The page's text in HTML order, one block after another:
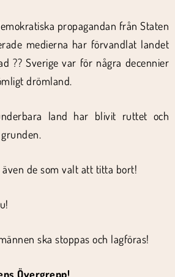
propagandan från Staten
medierna har förvandlat landet
?? Sverige var för några decennier
drömland.
land har blivit ruttet och
de som valt att titta bort!
ska stoppas och lagföras!
Övergrepp!